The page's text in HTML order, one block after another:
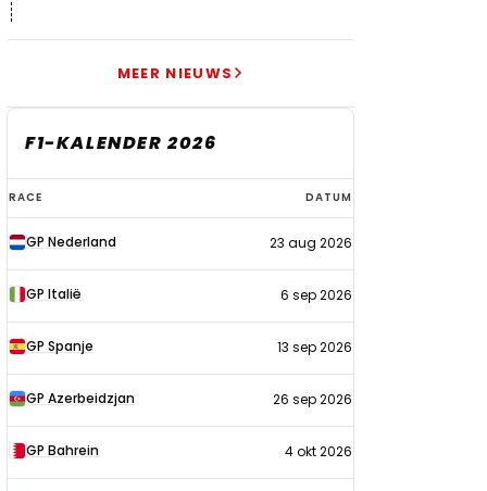
MEER NIEUWS
F1-KALENDER 2026
F1-
kalender
2026
RACE DATUM
GP Nederland 23 aug 2026
GP Italië 6 sep 2026
GP Spanje 13 sep 2026
GP Azerbeidzjan 26 sep 2026
GP Bahrein 4 okt 2026